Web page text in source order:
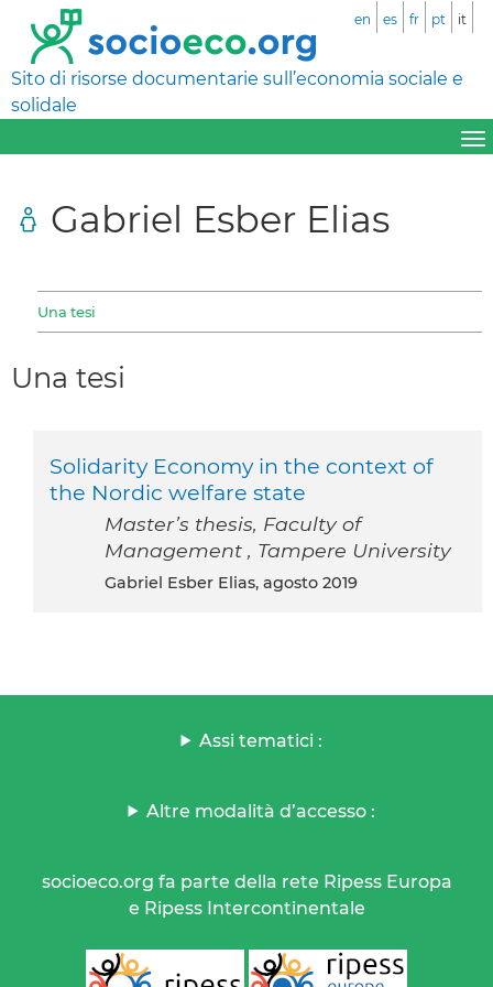
Sito di risorse documentarie sull’economia sociale e
solidale
en es fr pt it
Gabriel Esber Elias
Una tesi
Una tesi
Solidarity Economy in the context of
the Nordic welfare state
Master’s thesis, Faculty of
Management , Tampere University
Gabriel Esber Elias, agosto 2019
Assi tematici :
Altre modalità d’accesso :
socioeco.org fa parte della rete Ripess Europa
e Ripess Intercontinentale